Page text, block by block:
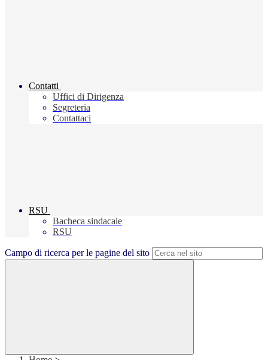
Contatti
Uffici di Dirigenza
Segreteria
Contattaci
RSU
Bacheca sindacale
RSU
Campo di ricerca per le pagine del sito